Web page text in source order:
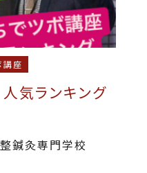
講座
気ランキング
整鍼灸専門学校